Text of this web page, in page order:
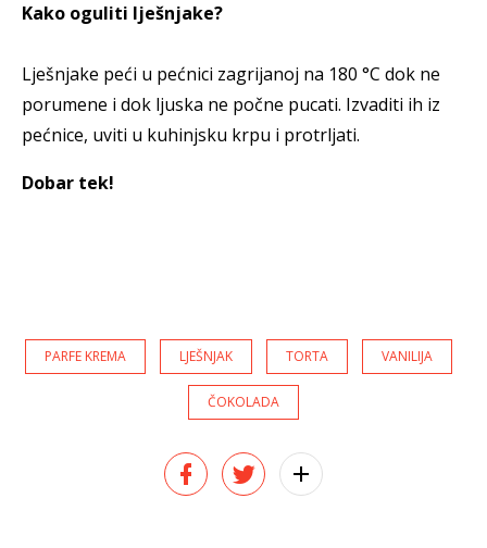
Kako oguliti lješnjake?
Lješnjake peći u pećnici zagrijanoj na 180 °C dok ne
porumene i dok ljuska ne počne pucati. Izvaditi ih iz
pećnice, uviti u kuhinjsku krpu i protrljati.
Dobar tek!
PARFE KREMA LJEŠNJAK TORTA VANILIJA
ČOKOLADA